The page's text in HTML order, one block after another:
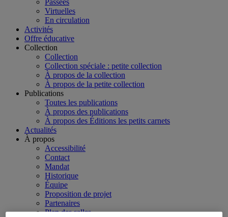
Passées
Virtuelles
En circulation
Activités
Offre éducative
Collection
Collection
Collection spéciale : petite collection
À propos de la collection
À propos de la petite collection
Publications
Toutes les publications
À propos des publications
À propos des Éditions les petits carnets
Actualités
À propos
Accessibilité
Contact
Mandat
Historique
Équipe
Proposition de projet
Partenaires
Plan des salles